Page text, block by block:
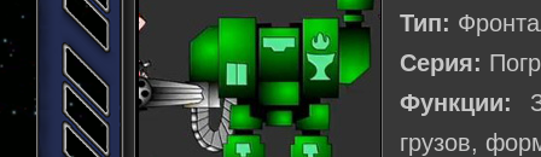
Тип:
Серия:
Функции:
грузов,